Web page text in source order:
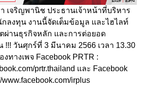
เจริญพานิช ประธานเจ้าหน้าที่บริหาร
ลงทุน งานนี้จัดเต็มข้อมูล และไฮไลท์
ผ่านธุรกิจหลัก และการต่อยอด
!!! วันศุกร์ที่ 3 มีนาคม 2566 เวลา 13.30
ทางเพจ Facebook PRTR :
prtr.thailand และ Facebook
www.facebook.com/irplus